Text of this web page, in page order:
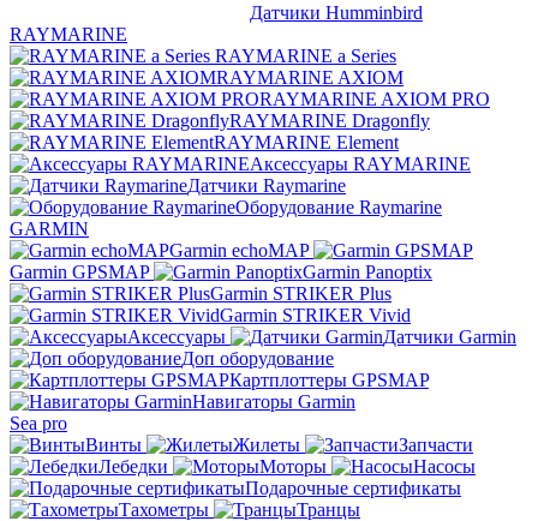
Датчики Humminbird
RAYMARINE
RAYMARINE a Series
RAYMARINE AXIOM
RAYMARINE AXIOM PRO
RAYMARINE Dragonfly
RAYMARINE Element
Аксессуары RAYMARINE
Датчики Raymarine
Оборудование Raymarine
GARMIN
Garmin echoMAP
Garmin GPSMAP
Garmin Panoptix
Garmin STRIKER Plus
Garmin STRIKER Vivid
Аксессуары
Датчики Garmin
Доп оборудование
Картплоттеры GPSMAP
Навигаторы Garmin
Sea pro
Винты
Жилеты
Запчасти
Лебедки
Моторы
Насосы
Подарочные сертификаты
Тахометры
Транцы